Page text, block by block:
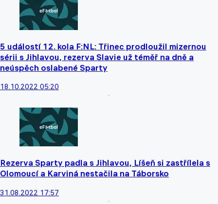
5 událostí 12. kola F:NL: Třinec prodloužil mizernou
sérii s Jihlavou, rezerva Slavie už téměř na dně a
neúspěch oslabené Sparty
18.10.2022 05:20
Rezerva Sparty padla s Jihlavou, Líšeň si zastřílela s
Olomoucí a Karviná nestačila na Táborsko
31.08.2022 17:57